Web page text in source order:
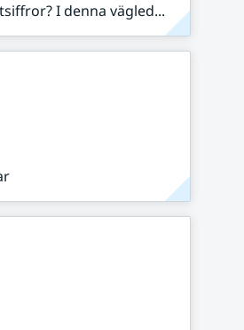
I denna vägled...